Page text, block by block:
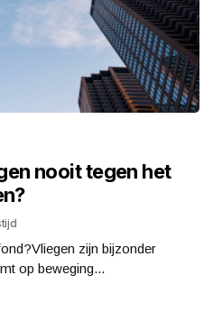
nooit tegen het
zijn bijzonder
op beweging...